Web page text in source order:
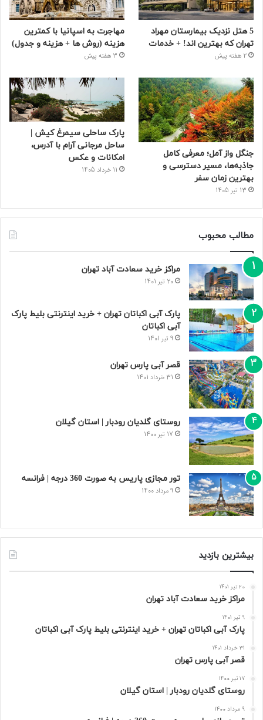
5 هتل نزدیک بیمارستان مهراد
تهران که بهترین‌ اند! + خدمات
2 هفته پیش
مهاجرت به اسپانیا با کمترین
هزینه (روش ها + هزینه و جدول)
3 هفته پیش
جنگل واز آمل؛ معرفی کامل
جاذبه‌ها، مسیر دسترسی و
بهترین زمان سفر
13 تیر 1405
پارک ساحلی سیمرغ کیش |
ساحل مرجانی آرام با آدرس،
امکانات و عکس
11 خرداد 1405
مطالب محبوب
مراکز خرید سعادت‌ آباد تهران
20 تیر 1401
پارک آبی اکباتان تهران + خرید اینترنتی بلیط پارک
آبی اکباتان
9 تیر 1401
قصر آبی پارس تهران
31 خرداد 1401
روستای گلدیان رودبار | استان گیلان
17 تیر 1400
تور مجازی پاریس به صورت 360 درجه | فرانسه
9 مرداد 1400
بیشترین بازدید
20 تیر 1401
مراکز خرید سعادت‌ آباد تهران
9 تیر 1401
پارک آبی اکباتان تهران + خرید اینترنتی بلیط پارک آبی اکباتان
31 خرداد 1401
قصر آبی پارس تهران
17 تیر 1400
روستای گلدیان رودبار | استان گیلان
9 مرداد 1400